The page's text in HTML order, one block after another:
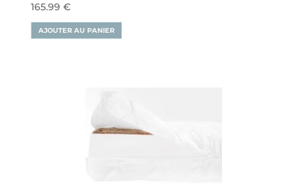
165.99 €
AJOUTER AU PANIER